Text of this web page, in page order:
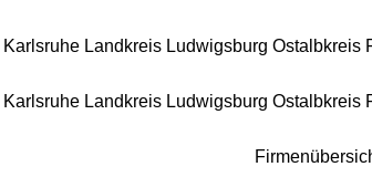
Karlsruhe Landkreis Ludwigsburg Ostalbkreis
Karlsruhe Landkreis Ludwigsburg Ostalbkreis